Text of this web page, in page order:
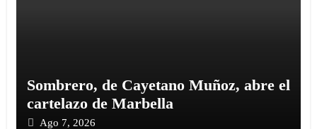
Sombrero, de Cayetano Muñoz, abre el
cartelazo de Marbella
Ago 7, 2026